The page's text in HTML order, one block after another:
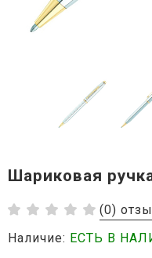
Шариковая
(0)
Наличие: ЕСТЬ В